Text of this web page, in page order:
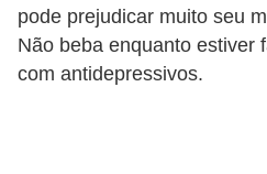
pode prejudicar muito seu
Não beba enquanto estiver
com antidepressivos.
a
ú
d